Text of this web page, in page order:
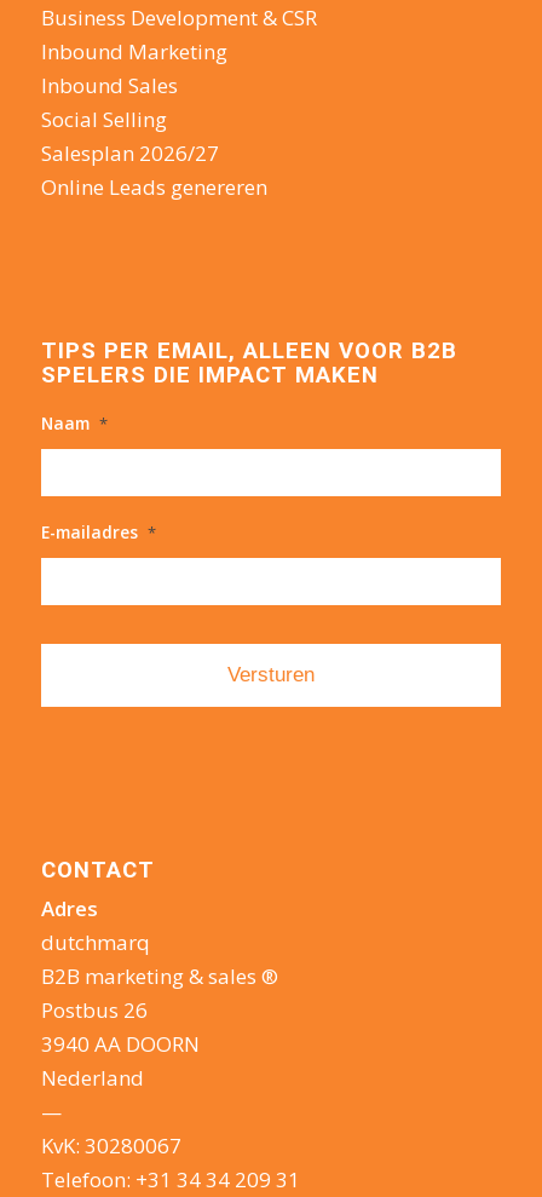
Business Development & CSR
Inbound Marketing
Inbound Sales
Social Selling
Salesplan 2026/27
Online Leads genereren
TIPS PER EMAIL, ALLEEN VOOR B2B
SPELERS DIE IMPACT MAKEN
Naam *
E-mailadres *
CONTACT
Adres
dutchmarq
B2B marketing & sales ®
Postbus 26
3940 AA DOORN
Nederland
—
KvK: 30280067
Telefoon: +31 34 34 209 31